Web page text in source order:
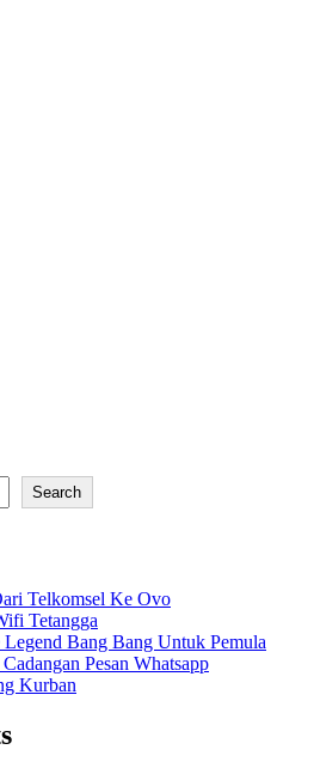
Search
Telkomsel Ke Ovo
Tetangga
Bang Bang Untuk Pemula
Pesan Whatsapp
Kurban